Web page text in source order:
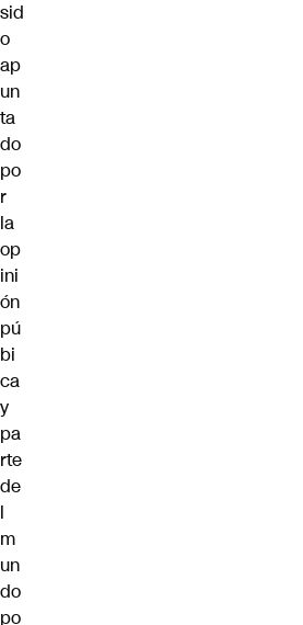
sid
o
ap
un
ta
do
po
r
la
op
ini
ón
pú
bi
ca
y
pa
rte
de
l
m
un
do
po